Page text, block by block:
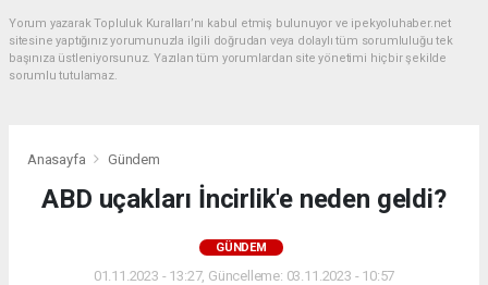
Yorum yazarak Topluluk Kuralları’nı kabul etmiş bulunuyor ve ipekyoluhaber.net
sitesine yaptığınız yorumunuzla ilgili doğrudan veya dolaylı tüm sorumluluğu tek
başınıza üstleniyorsunuz. Yazılan tüm yorumlardan site yönetimi hiçbir şekilde
sorumlu tutulamaz.
Anasayfa Gündem
ABD uçakları İncirlik'e neden geldi?
GÜNDEM
01.11.2023 - 13:27, Güncelleme: 03.11.2023 - 10:57